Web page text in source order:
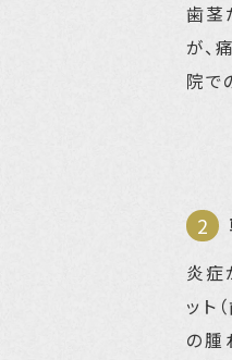
歯茎
が、
院で
炎症
ット
の腫